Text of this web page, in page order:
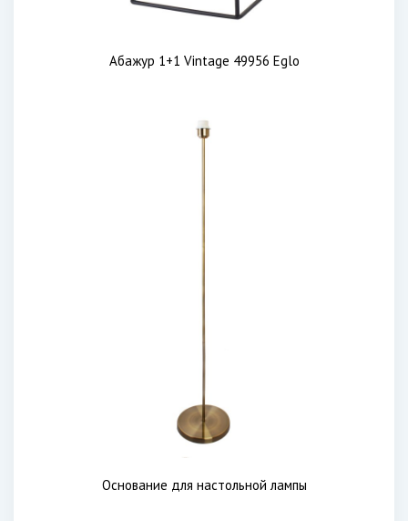
Абажур 1+1 Vintage 49956 Eglo
Основание для настольной лампы